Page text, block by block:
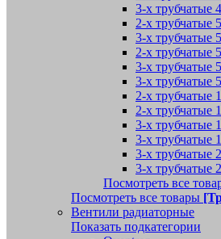
3-х трубчатые
2-х трубчатые
3-х трубчатые
2-х трубчатые
3-х трубчатые
3-х трубчатые
2-х трубчатые
2-х трубчатые
3-х трубчатые
3-х трубчатые
3-х трубчатые
3-х трубчатые
Посмотреть все
Посмотреть все товары
Вентили радиаторные
Показать подкатегории